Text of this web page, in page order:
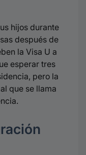
hijos durante
después de
la Visa U a
esperar tres
pero la
que se llama